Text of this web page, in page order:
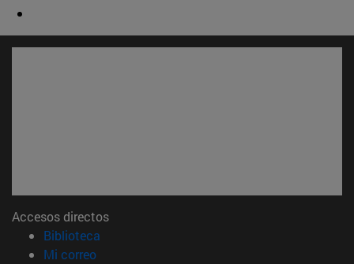
Accesos directos
Biblioteca
Mi correo(abre en nueva ventana)